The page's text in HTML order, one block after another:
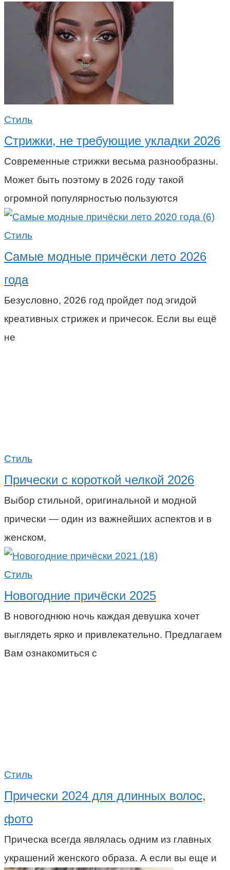
Стиль
Стрижки, не требующие укладки 2026
Современные стрижки весьма разнообразны.
Может быть поэтому в 2026 году такой
огромной популярностью пользуются
Стиль
Самые модные причёски лето 2026
года
Безусловно, 2026 год пройдет под эгидой
креативных стрижек и причесок. Если вы ещё
не
Стиль
Прически с короткой челкой 2026
Выбор стильной, оригинальной и модной
прически — один из важнейших аспектов и в
женском,
Стиль
Новогодние причёски 2025
В новогоднюю ночь каждая девушка хочет
выглядеть ярко и привлекательно. Предлагаем
Вам ознакомиться с
Стиль
Прически 2024 для длинных волос,
фото
Прическа всегда являлась одним из главных
украшений женского образа. А если вы еще и